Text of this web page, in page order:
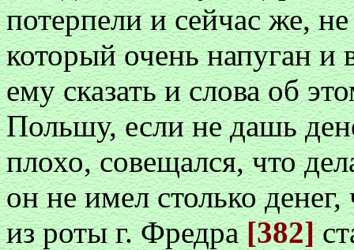
потерпели и сейчас же,
который очень напуган и
ему сказать и слова об
Польшу, если не дашь
плохо, совещался, что
он не имел столько
из роты г. Фредра[382]